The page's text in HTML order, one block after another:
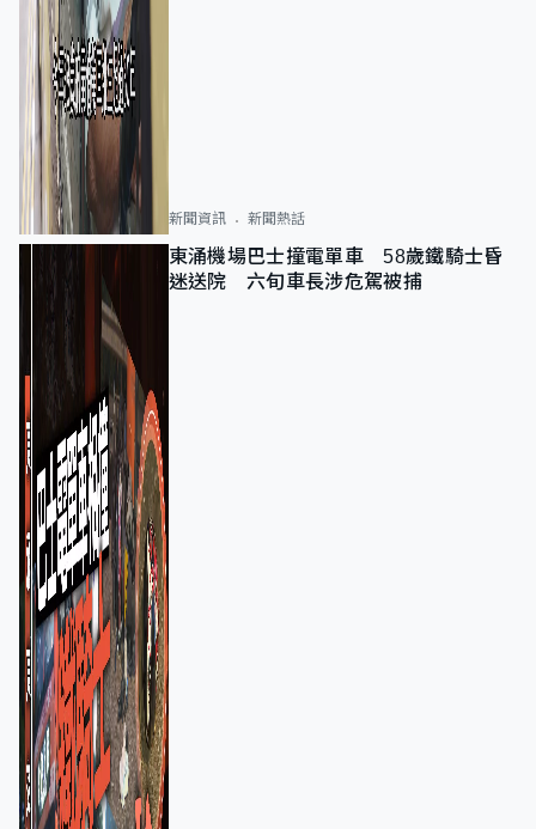
新聞資訊 新聞熱話
東涌機場巴士撞電單車 58歲鐵騎士昏
迷送院 六旬車長涉危駕被捕